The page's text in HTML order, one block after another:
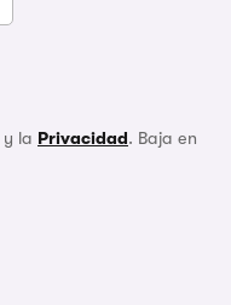
y la Privacidad. Baja en